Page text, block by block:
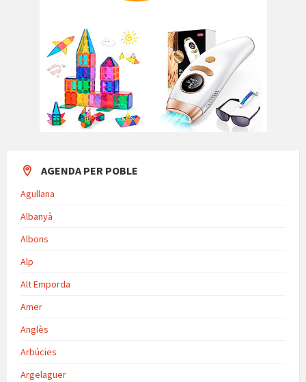
AGENDA PER POBLE
Agullana
Albanyà
Albons
Alp
Alt Emporda
Amer
Anglès
Arbúcies
Argelaguer